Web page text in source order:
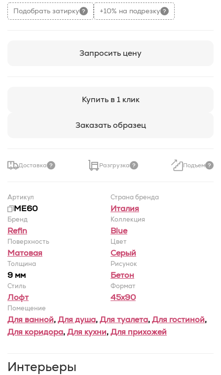
Подобрать затирку +10% на подрезку
Запросить цену
Купить в 1 клик
Заказать образец
Доставка Разгрузка Подъем
Артикул
ME60
Страна бренда
Италия
Бренд
Refin
Коллекция
Blue
Поверхность
Матовая
Цвет
Серый
Толщина
9 мм
Рисунок
Бетон
Стиль
Лофт
Формат
45x90
Помещение
Для ванной,Для душа,Для туалета,Для гостиной,
Для коридора,Для кухни,Для прихожей
Интерьеры